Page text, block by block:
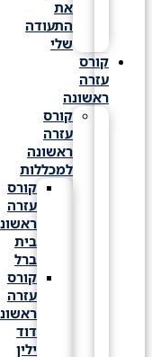
התעודה
קורס
עזרה
ראשונה
קורס
עזרה
ראשונה
למכללות
קורס
עזרה
ראשונה
קורס
עזרה
ראשונה